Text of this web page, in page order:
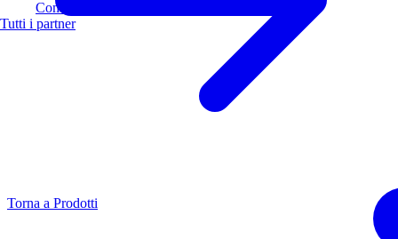
Comoli Ferrari
Tutti i partner
Torna a Prodotti